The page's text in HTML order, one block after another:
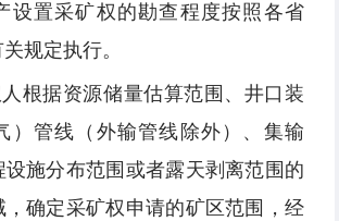
设置采矿权的勘查程度按照各省
规定执行。
根据资源储量估算范围、井口装
）管线（外输管线除外）、集输
施分布范围或者露天剥离范围的
，确定采矿权申请的矿区范围，经